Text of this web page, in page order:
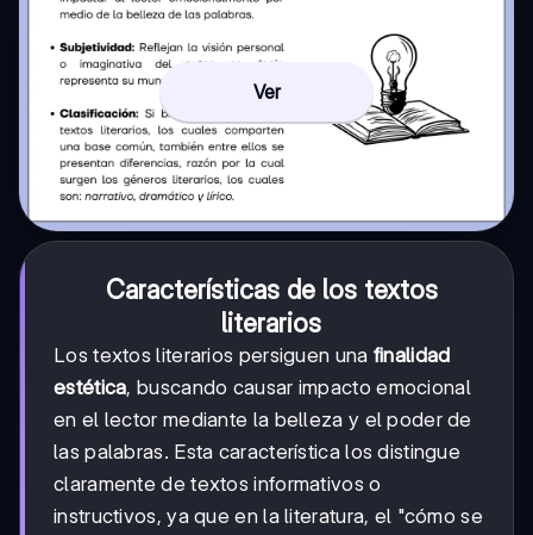
Ver
Características de los textos
literarios
Los textos literarios persiguen una finalidad
estética, buscando causar impacto emocional
en el lector mediante la belleza y el poder de
las palabras. Esta característica los distingue
claramente de textos informativos o
instructivos, ya que en la literatura, el "cómo se